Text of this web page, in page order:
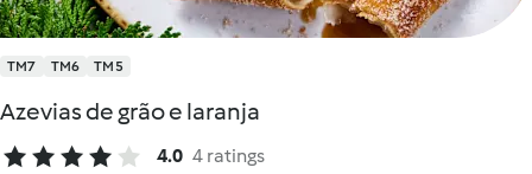
TM7 TM6 TM5
Azevias de grão e laranja
4.0 4 ratings